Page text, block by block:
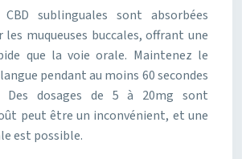
sublinguales sont absorbées
muqueuses buccales, offrant une
que la voie orale. Maintenez le
pendant au moins 60 secondes
Des dosages de 5 à 20mg sont
peut être un inconvénient, et une
est possible.